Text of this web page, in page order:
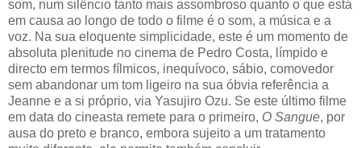
som, num silêncio tanto mais assombroso quanto o que está
em causa ao longo de todo o filme é o som, a música e a
voz. Na sua eloquente simplicidade, este é um momento de
absoluta plenitude no cinema de Pedro Costa, límpido e
directo em termos fílmicos, inequívoco, sábio, comovedor
sem abandonar um tom ligeiro na sua óbvia referência a
Jeanne e a si próprio, via Yasujiro Ozu. Se este último filme
em data do cineasta remete para o primeiro, O Sangue, por
ausa do preto e branco, embora sujeito a um tratamento